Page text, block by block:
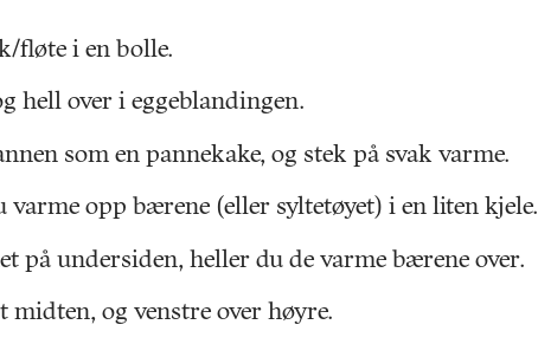
fløte i en bolle.
hell over i eggeblandingen.
som en pannekake, og stek på svak varme.
varme opp bærene (eller syltetøyet) i en liten kjele.
på undersiden, heller du de varme bærene over.
og venstre over høyre.